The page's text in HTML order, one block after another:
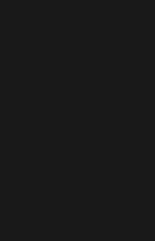
en ventana nueva)
en ventana nueva)
(abre en ventana nueva)
en ventana nueva)
en ventana nueva)